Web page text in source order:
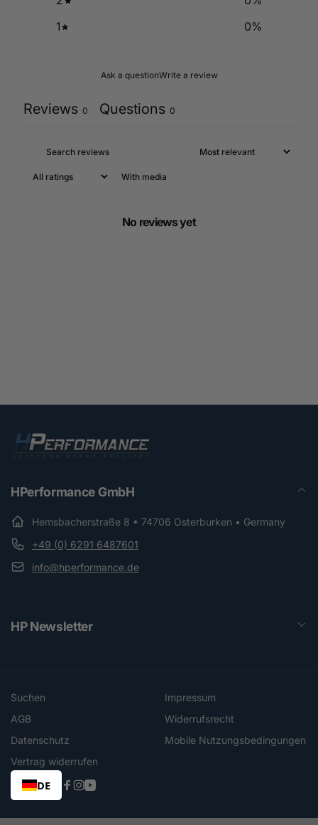
1
0%
Ask a questionWrite a review
Reviews 0 Questions 0
With media
No reviews yet
HPerformance GmbH
Hemsbacherstraße 8 • 74706 Osterburken • Germany
+49 (0) 6291 6487601
info@hperformance.de
HP Newsletter
Suchen
Impressum
AGB
Widerrufsrecht
Datenschutz
Mobile Nutzungsbedingungen
Vertrag widerrufen
DE
Facebook
Instagram
YouTube